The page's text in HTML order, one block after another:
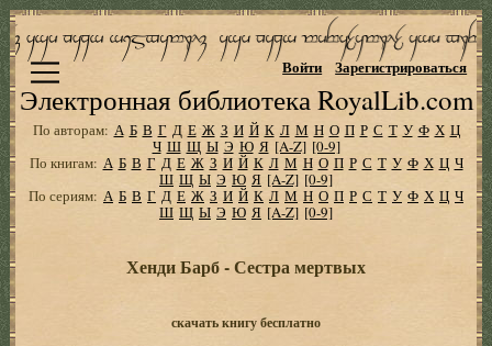
Электронная библиотека RoyalLib.com
Войти Зарегистрироваться
По авторам: А Б В Г Д Е Ж З И Й К Л М Н О П Р С Т У Ф Х Ц
Ч Ш Щ Ы Э Ю Я [A-Z] [0-9]
По книгам: А Б В Г Д Е Ж З И Й К Л М Н О П Р С Т У Ф Х Ц Ч
Ш Щ Ы Э Ю Я [A-Z] [0-9]
По сериям: А Б В Г Д Е Ж З И Й К Л М Н О П Р С Т У Ф Х Ц Ч
Ш Щ Ы Э Ю Я [A-Z] [0-9]
Хенди Барб - Сестра мертвых
скачать книгу бесплатно